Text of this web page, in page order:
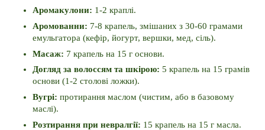
Аромакулони: 1-2 краплі.
Аромованни: 7-8 крапель, змішаних з 30-60 грамами
емульгатора (кефір, йогурт, вершки, мед, сіль).
Масаж: 7 крапель на 15 г основи.
Догляд за волоссям та шкірою: 5 крапель на 15 грамів
основи (1-2 столові ложки).
Вугрі: протирання маслом (чистим, або в базовому
маслі).
Розтирання при невралгії: 15 крапель на 15 г масла.